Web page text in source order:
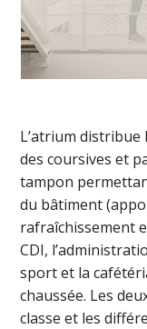
L’atrium distribue
des coursives et
tampon
du bâtiment
rafraîchissement
CDI,
sport et la
chaussée. Les
classe et les